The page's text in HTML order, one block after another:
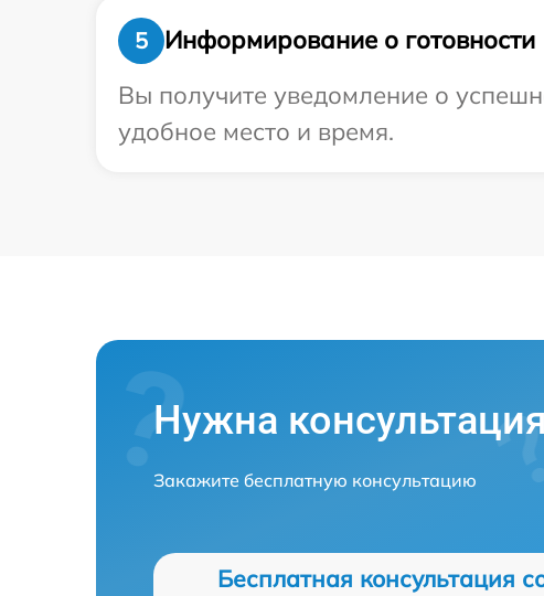
5
Информирование о готовности
Вы получите уведомление о
удобное место и время.
Нужна
Закажите бесплатную консультацию
Бесплатная консультация